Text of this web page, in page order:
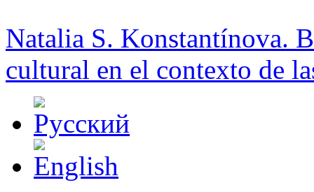
Natalia S. Konstantínova.
cultural en el contexto de